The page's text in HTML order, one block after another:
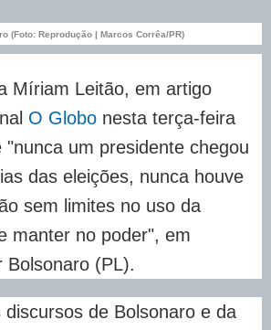
(Foto: Reprodução | Marcos Corrêa/PR)
Míriam Leitão, em artigo
O Globo nesta terça-feira
um presidente chegou
das eleições, nunca houve
sem limites no uso da
manter no poder", em
Bolsonaro (PL).
discursos de Bolsonaro e da